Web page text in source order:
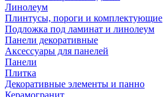
Линолеум
Плинтусы, пороги и комплектующие
Подложка под ламинат и линолеум
Панели декоративные
Аксессуары для панелей
Панели
Плитка
Декоративные элементы и панно
Керамогранит